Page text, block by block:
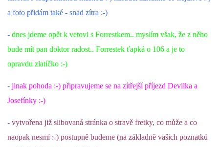
O FRETCE
PÉČE O FRETKU
a foto přidám také - snad zítra :-)
- dnes jdeme opět k vetovi s Forrestkem.. myslím však, že z něho
bude mít pan doktor radost.. Forrestek ťapká o 106 a je to
opravdu zlatíčko :-)
- jinak pohoda :-) připravujeme se na zítřejší příjezd Devilka a
Josefínky :-)
- vytvořena již slibovaná stránka o stravě fretky, co může a co
naopak nesmí :-) postupně budeme (na základně vašich poznatků